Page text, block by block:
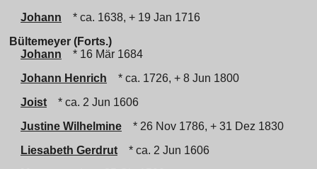
Johann
* ca. 1638, + 19 Jan 1716
Bültemeyer (Forts.)
Johann
* 16 Mär 1684
Johann Henrich
* ca. 1726, + 8 Jun 1800
Joist
* ca. 2 Jun 1606
Justine Wilhelmine
* 26 Nov 1786, + 31 Dez 1830
Liesabeth Gerdrut
* ca. 2 Jun 1606